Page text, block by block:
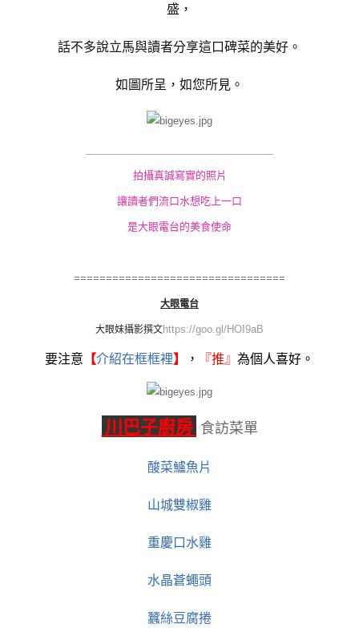
盛，
話不多說立馬與讀者分享這口碑菜的美好。
如圖所呈，如您所見。
拍攝真誠寫實的照片
讓讀者們流口水想吃上一口
是大眼電台的美食使命
=================================
大眼電台
大眼妹攝影撰文https://goo.gl/HOI9aB
要注意 【介紹在框框裡】 ， 『推』 為個人喜好。
川巴子廚房 食訪菜單
酸菜鱸魚片
山城雙椒雞
重慶口水雞
水晶蒼蠅頭
蠶絲豆腐捲